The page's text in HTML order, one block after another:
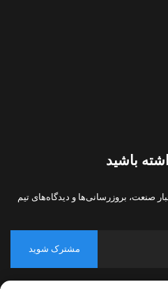
باشید
صنعت، بروزرسانی‌ها و دیدگاه‌های تیم
مشترک شوید